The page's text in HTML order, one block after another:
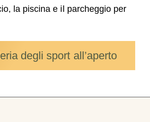
la piscina e il parcheggio per
degli sport all’aperto